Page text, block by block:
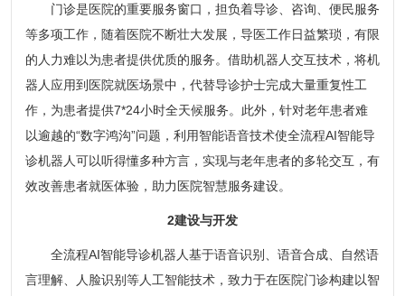
门诊是医院的重要服务窗口，担负着导诊、咨询、便民服务
等多项工作，随着医院不断壮大发展，导医工作日益繁琐，有限
的人力难以为患者提供优质的服务。借助机器人交互技术，将机
器人应用到医院就医场景中，代替导诊护士完成大量重复性工
作，为患者提供7*24小时全天候服务。此外，针对老年患者难
以逾越的“数字鸿沟”问题，利用智能语音技术使全流程AI智能导
诊机器人可以听得懂多种方言，实现与老年患者的多轮交互，有
效改善患者就医体验，助力医院智慧服务建设。
2建设与开发
全流程AI智能导诊机器人基于语音识别、语音合成、自然语
言理解、人脸识别等人工智能技术，致力于在医院门诊构建以智